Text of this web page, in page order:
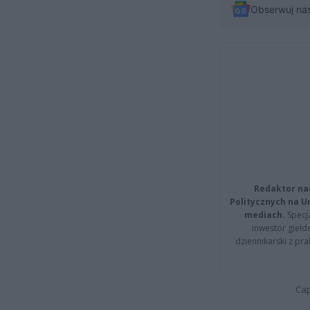
Obserwuj
Redaktor
Politycznych na
mediach.
inwestor
dziennikarski z